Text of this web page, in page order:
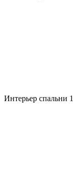
Интерьер спальни